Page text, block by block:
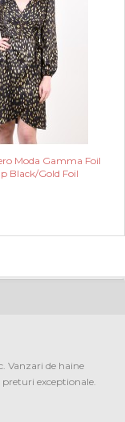
Moda Gamma Foil
Black/Gold Foil
Vanzari de haine
exceptionale.